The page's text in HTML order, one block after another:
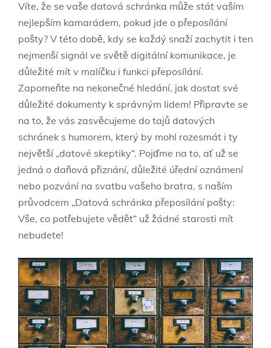
Víte, že se vaše datová schránka může stát vaším
nejlepším kamarádem, pokud jde o přeposílání
pošty? V této době, kdy se každý snaží zachytit i ten
nejmenší signál ve světě digitální komunikace, je
důležité mít v malíčku i funkci přeposílání.
Zapomeňte na nekonečné hledání, jak dostat své
důležité dokumenty k správným lidem! Připravte se
na to, že vás zasvěcujeme do tajů datových
schránek s humorem, který by mohl rozesmát i ty
největší „datové skeptiky“. Pojďme na to, ať už se
jedná o daňová přiznání, důležité úřední oznámení
nebo pozvání na svatbu vašeho bratra, s naším
průvodcem „Datová schránka přeposílání pošty:
Vše, co potřebujete vědět“ už žádné starosti mít
nebudete!